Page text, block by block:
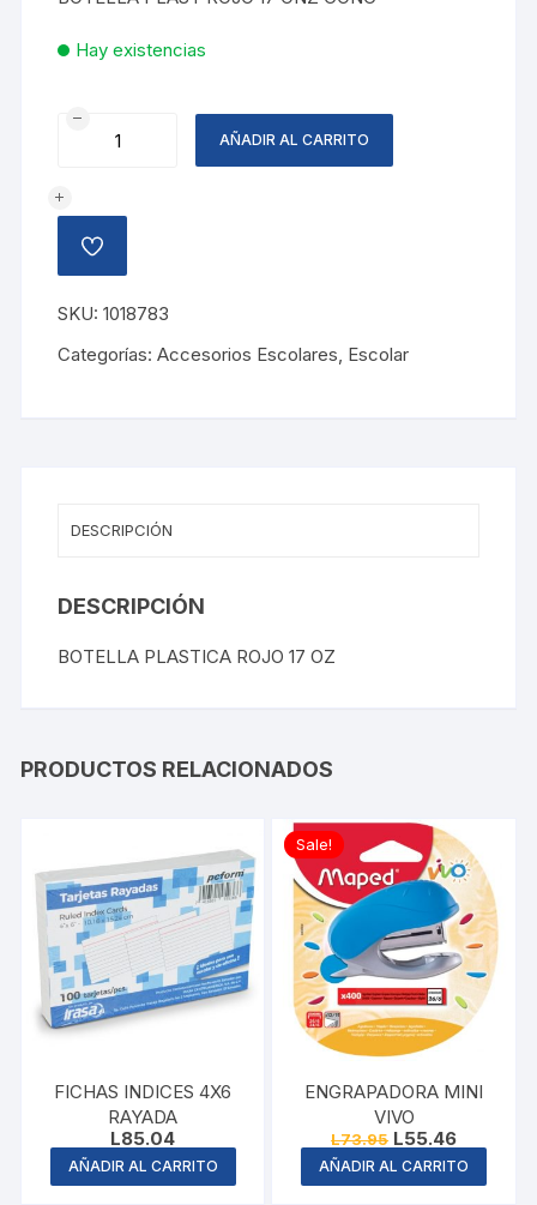
Hay existencias
BOTELLA
PLASTICA
17
OZ
cantidad
AÑADIR AL CARRITO
AÑADIR
A
LISTA
DE
DESEOS
SKU:1018783
Categorías:Accesorios Escolares, Escolar
DESCRIPCIÓN
DESCRIPCIÓN
BOTELLA PLASTICA ROJO 17 OZ
PRODUCTOS RELACIONADOS
FICHAS INDICES 4X6
RAYADA
L85.04
AÑADIR AL CARRITO
Sale!
ENGRAPADORA MINI
VIVO
L73.95 Original
price
was:
L73.95.
L55.46Current
price
is:
L55.46.
AÑADIR AL CARRITO